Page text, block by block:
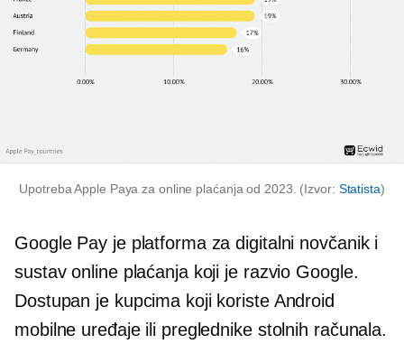
Upotreba Apple Paya za online plaćanja od 2023. (Izvor: Statista)
Google Pay je platforma za digitalni novčanik i
sustav online plaćanja koji je razvio Google.
Dostupan je kupcima koji koriste Android
mobilne uređaje ili preglednike stolnih računala.